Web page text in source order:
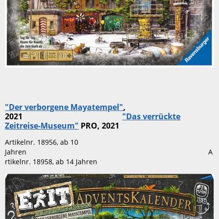
"Der verborgene Mayatempel",
2021 "Das verrückte
Zeitreise-Museum" PRO, 2021
Artikelnr. 18956, ab 10
Jahren A
rtikelnr. 18958, ab 14 Jahren